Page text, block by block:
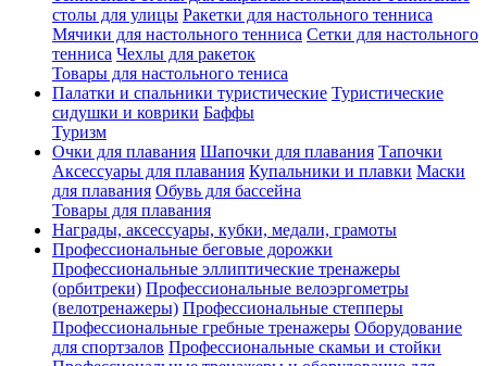
столы для улицы Ракетки для настольного тенниса
Мячики для настольного тенниса Сетки для настольного
тенниса Чехлы для ракеток
Товары для настольного тениса
Палатки и спальники туристические Туристические
сидушки и коврики Баффы
Туризм
Очки для плавания Шапочки для плавания Тапочки
Аксессуары для плавания Купальники и плавки Маски
для плавания Обувь для бассейна
Товары для плавания
Награды, аксессуары, кубки, медали, грамоты
Профессиональные беговые дорожки
Профессиональные эллиптические тренажеры
(орбитреки) Профессиональные велоэргометры
(велотренажеры) Профессиональные cтепперы
Профессиональные гребные тренажеры Оборудование
для спортзалов Профессиональные скамьи и стойки